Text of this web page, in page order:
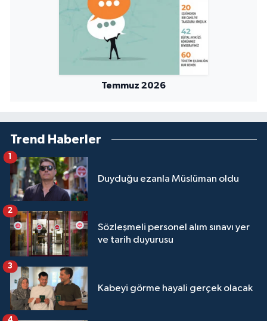
Temmuz 2026
Trend Haberler
Duyduğu ezanla Müslüman oldu
1
Sözleşmeli personel alım sınavı yer
ve tarih duyurusu
2
Kabeyi görme hayali gerçek olacak
3
Mersin Müftülüğü
Muğla Müftülüğü
Muş Müftülüğü
Niğde Müftülüğü
Ordu Müftülüğü
Rize Müftülüğü
Sakarya Müftülüğü
Samsun Müftülüğü